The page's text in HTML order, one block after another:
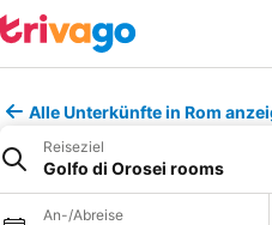
Alle Unterkünfte in Rom
Reiseziel
Golfo di Orosei rooms
An-/Abreise